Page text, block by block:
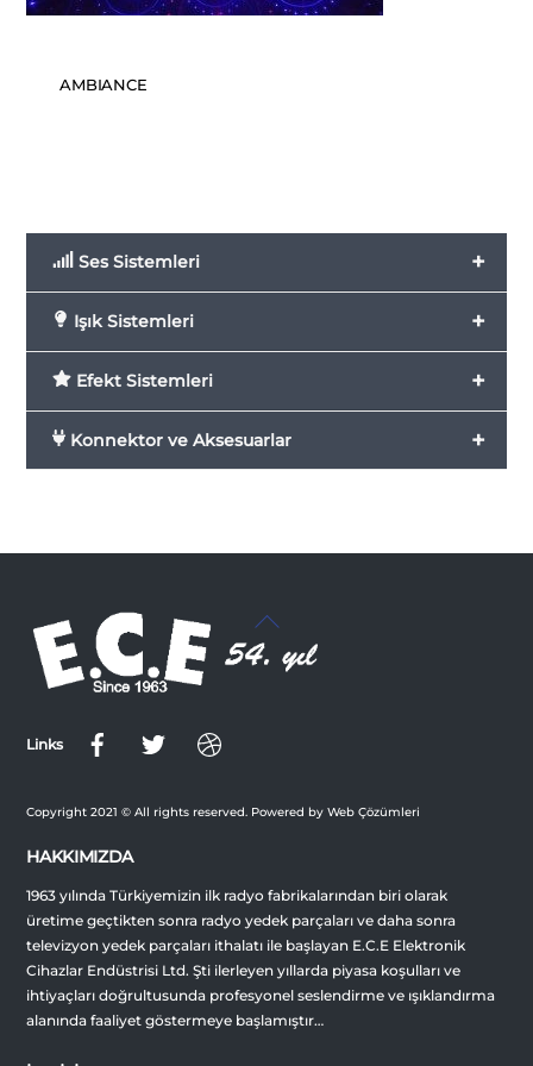
AMBIANCE
+
Ses Sistemleri
+
Işık Sistemleri
+
Efekt Sistemleri
+
Konnektor ve Aksesuarlar
Back
Top
Links
Copyright 2021 © All rights reserved. Powered by Web Çözümleri
HAKKIMIZDA
1963 yılında Türkiyemizin ilk radyo fabrikalarından biri olarak
üretime geçtikten sonra radyo yedek parçaları ve daha sonra
televizyon yedek parçaları ithalatı ile başlayan E.C.E Elektronik
Cihazlar Endüstrisi Ltd. Şti ilerleyen yıllarda piyasa koşulları ve
ihtiyaçları doğrultusunda profesyonel seslendirme ve ışıklandırma
alanında faaliyet göstermeye başlamıştır…